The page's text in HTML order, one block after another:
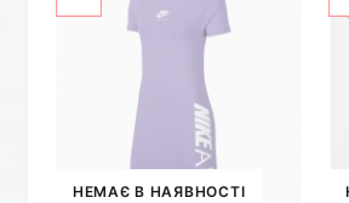
НЕМАЄ В НАЯВНОСТІ